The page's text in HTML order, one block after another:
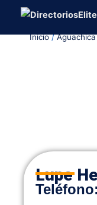
contenidoInicio/
Lupe
Teléfono: